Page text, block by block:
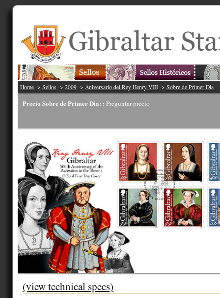
Home -> Sellos -> 2009 -> Aniversario del Rey Henry VIII -> Sobre de Primer Dia
Precio Sobre de Primer Dia: : Preguntar precio
(view technical specs)